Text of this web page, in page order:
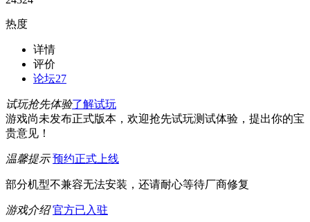
热度
详情
评价
论坛27
试玩抢先体验了解试玩
游戏尚未发布正式版本，欢迎抢先试玩测试体验，提出你的宝
贵意见！
温馨提示 预约正式上线
部分机型不兼容无法安装，还请耐心等待厂商修复
游戏介绍 官方已入驻